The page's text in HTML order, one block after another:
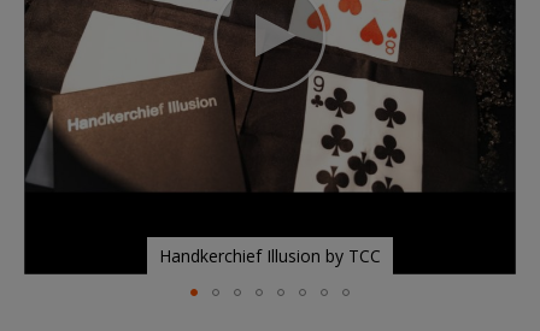
Handkerchief Illusion by TCC